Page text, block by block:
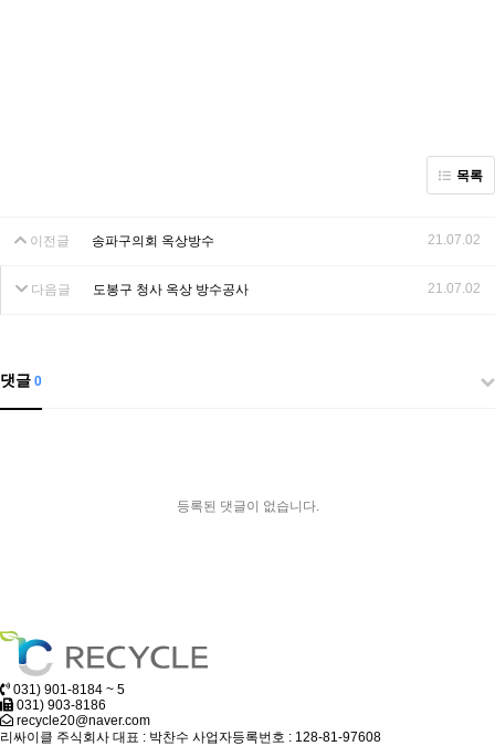
목록
이전글 송파구의회 옥상방수 21.07.02
다음글 도봉구 청사 옥상 방수공사 21.07.02
댓글 0
등록된 댓글이 없습니다.
031) 901-8184 ~ 5
031) 903-8186
recycle20@naver.com
리싸이클 주식회사 대표 : 박찬수 사업자등록번호 : 128-81-97608